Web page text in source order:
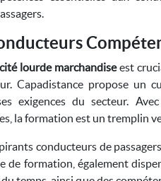
lourde marchandiseest
Capadistance propose un
exigences du secteur.
la formation est un tremplin
conducteurs de
de formation, également